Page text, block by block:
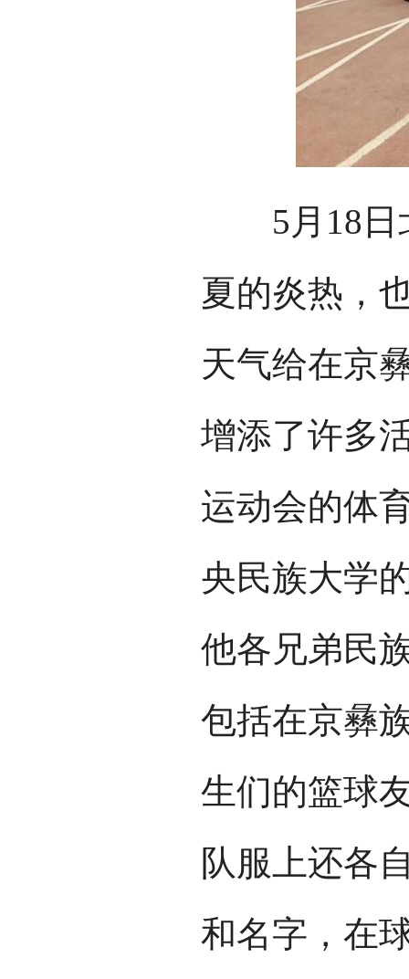
5月18日
夏的炎热，
天气给在京
增添了许多
运动会的体
央民族大学
他各兄弟民
包括在京彝
生们的篮球
队服上还各
和名字，在